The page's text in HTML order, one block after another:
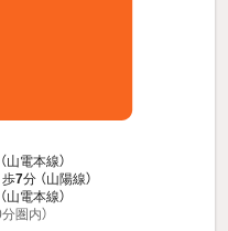
山電本線）
7分 （山陽線）
山電本線）
圏内）